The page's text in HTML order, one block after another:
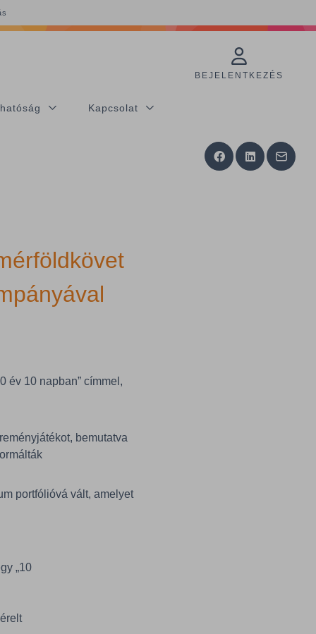
BEJELENTKEZÉS
Kapcsolat
év 10 napban” címmel,
bemutatva
portfólióvá vált, amelyet
„10